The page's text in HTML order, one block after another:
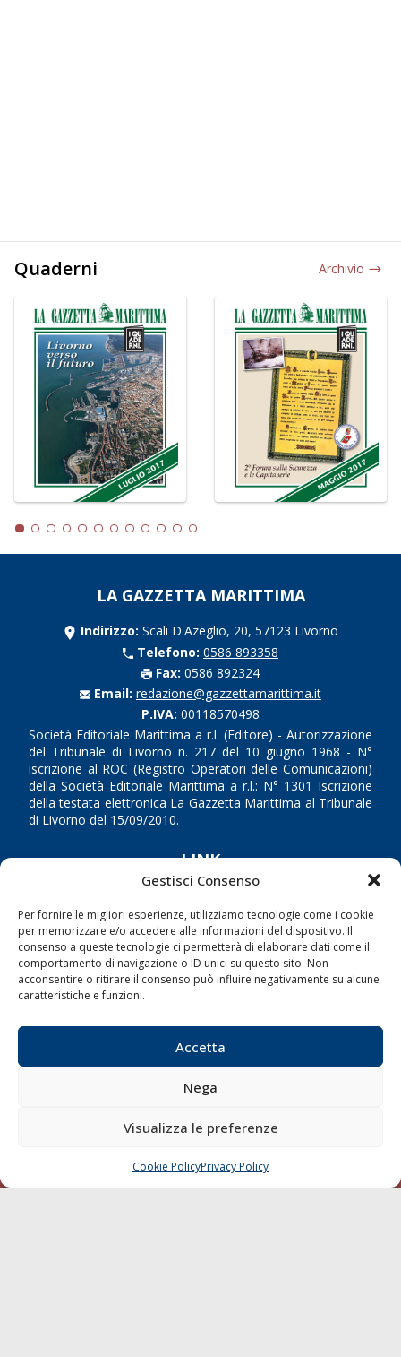
Gestisci Consenso
Per fornire le migliori esperienze, utilizziamo tecnologie come i cookie
per memorizzare e/o accedere alle informazioni del dispositivo. Il
consenso a queste tecnologie ci permetterà di elaborare dati come il
comportamento di navigazione o ID unici su questo sito. Non
acconsentire o ritirare il consenso può influire negativamente su alcune
caratteristiche e funzioni.
Accetta
Nega
Visualizza le preferenze
Cookie PolicyPrivacy Policy
Quaderni Archivio
LA GAZZETTA MARITTIMA
Indirizzo: Scali D'Azeglio, 20, 57123 Livorno
Telefono: 0586 893358
Fax: 0586 892324
Email: redazione@gazzettamarittima.it
P.IVA: 00118570498
Società Editoriale Marittima a r.l. (Editore) - Autorizzazione
del Tribunale di Livorno n. 217 del 10 giugno 1968 - N°
iscrizione al ROC (Registro Operatori delle Comunicazioni)
della Società Editoriale Marittima a r.l.: N° 1301 Iscrizione
della testata elettronica La Gazzetta Marittima al Tribunale
di Livorno del 15/09/2010.
LINK
Porti/Interporti
Trasporti
Varie
Blue economy
Diporto
Chi siamo
CHIAMA SCRIVI